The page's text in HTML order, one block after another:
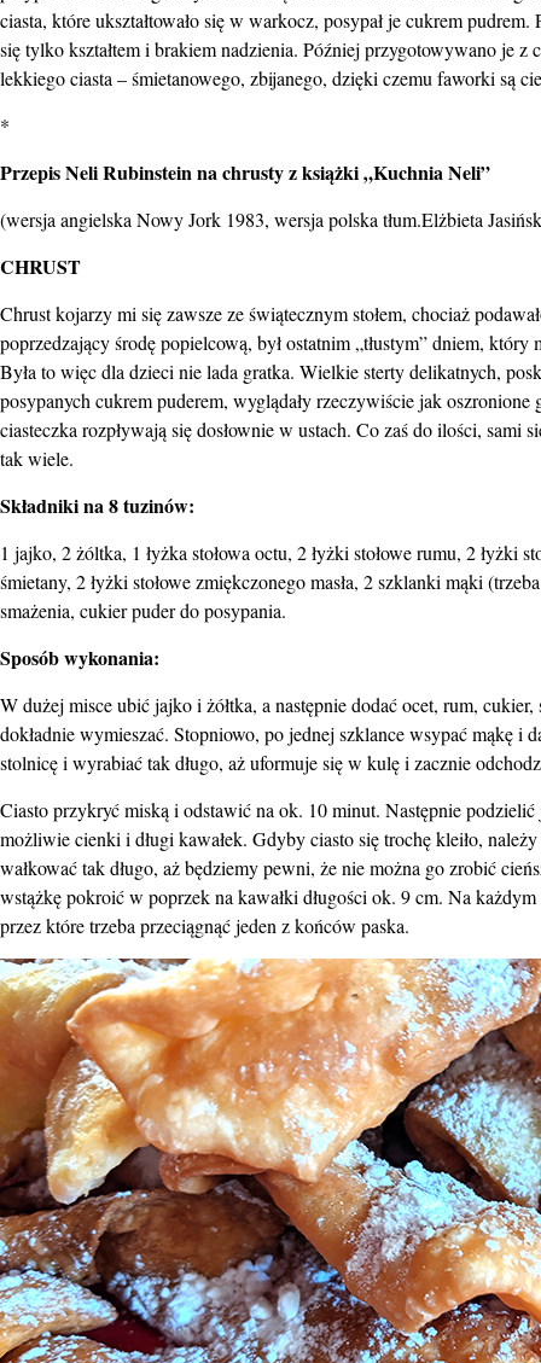
ciasta, które ukształtowało się w warkocz, posypał je cukrem
się tylko kształtem i brakiem nadzienia. Później przygotowywano je
lekkiego ciasta – śmietanowego, zbijanego, dzięki czemu faworki są
*
Przepis Neli Rubinstein na chrusty z książki „Kuchnia Neli”
(wersja angielska Nowy Jork 1983, wersja polska tłum.Elżbieta
CHRUST
Chrust kojarzy mi się zawsze ze świątecznym stołem, chociaż
poprzedzający środę popielcową, był ostatnim „tłustym” dniem,
Była to więc dla dzieci nie lada gratka. Wielkie sterty delikatnych,
posypanych cukrem puderem, wyglądały rzeczywiście jak
ciasteczka rozpływają się dosłownie w ustach. Co zaś do ilości, sami
tak wiele.
Składniki na 8 tuzinów:
1 jajko, 2 żóltka, 1 łyżka stołowa octu, 2 łyżki stołowe rumu, 2 łyżki
śmietany, 2 łyżki stołowe zmiękczonego masła, 2 szklanki mąki
smażenia, cukier puder do posypania.
Sposób wykonania:
W dużej misce ubić jajko i żółtka, a następnie dodać ocet, rum,
dokładnie wymieszać. Stopniowo, po jednej szklance wsypać mąkę i
stolnicę i wyrabiać tak długo, aż uformuje się w kulę i zacznie
Ciasto przykryć miską i odstawić na ok. 10 minut. Następnie
możliwie cienki i długi kawałek. Gdyby ciasto się trochę kleiło,
wałkować tak długo, aż będziemy pewni, że nie można go zrobić
wstążkę pokroić w poprzek na kawałki długości ok. 9 cm. Na
przez które trzeba przeciągnąć jeden z końców paska.